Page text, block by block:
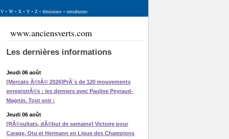
V- W- X- Y- Z- féminines- entraîneurs
www.anciensverts.com
Les dernières informations
Jeudi 06 août
[Mercato Ã©tÃ© 2026]PrÃ¨s de 120 mouvements
enregistrÃ©s : les derniers avec Pauline Peyraud-
Magnin. Tout voir :
Jeudi 06 août
[RÃ©sultats, dÃ©but de semaine] Victoire pour
Carage, Otu et Hermann en Ligue des Champions